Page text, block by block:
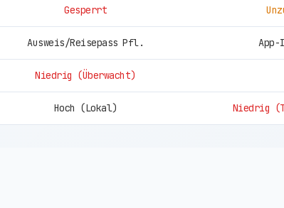
Gesperrt
Ausweis/Reisepass Pfl.
Niedrig (Überwacht)
Hoch (Lokal) Niedrig